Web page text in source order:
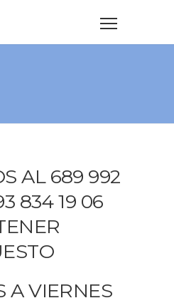
AL 689 992
834 19 06
A VIERNES